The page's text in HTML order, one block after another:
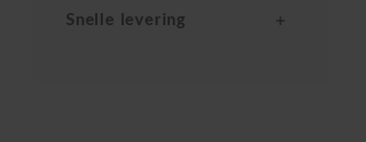
Snelle levering